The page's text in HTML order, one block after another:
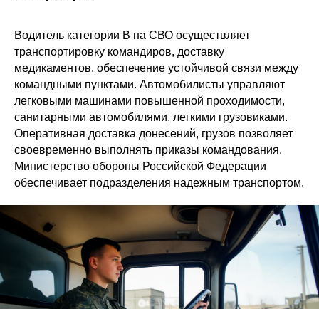
Водитель категории B на СВО осуществляет
транспортировку командиров, доставку
медикаментов, обеспечение устойчивой связи между
командными пунктами. Автомобилисты управляют
легковыми машинами повышенной проходимости,
санитарными автомобилями, легкими грузовиками.
Оперативная доставка донесений, грузов позволяет
своевременно выполнять приказы командования.
Министерство обороны Российской Федерации
обеспечивает подразделения надежным транспортом.